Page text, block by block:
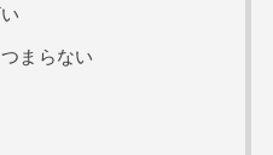
まらない